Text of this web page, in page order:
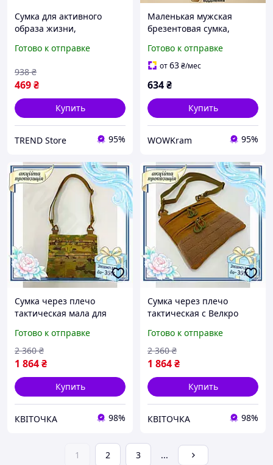
Сумка для активного
образа жизни,
плечо мужские,
NP-13
Готово к отправке
469₴
938 ₴
Купить
TREND Store 95%
Маленькая мужская
брезентовая сумка,
мужская слинг Мужские
сумки через плечо AC-62
Готово к отправке
от63₴/мес
634₴
Купить
WOWKram 95%
Сумка через плечо
тактическая мала для
материала Cordura 1000D
черная мульт пиксель
KVI_12
Готово к отправке
1 864₴
2 360 ₴
Купить
КВІТОЧКА 98%
Сумка через плечо
тактическая с Велкро
активного использования
из материала Cordura 1
KVI_12
Готово к отправке
1 864₴
2 360 ₴
Купить
КВІТОЧКА 98%
1 2 3 ...